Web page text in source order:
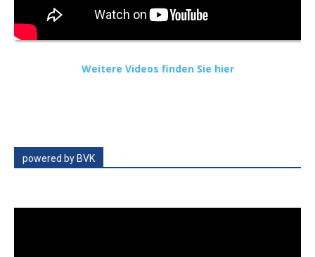
Weitere Videos finden Sie hier
powered by BVK